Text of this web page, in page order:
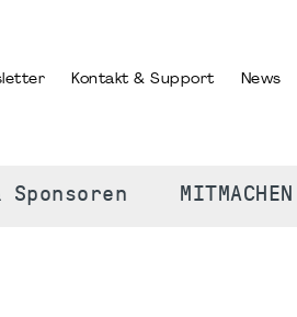
Kontakt & Support News
MITMACHEN